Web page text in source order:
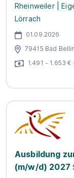
Rheinweiler |
Lörrach
01.09.2026
79415 Bad
1.491 - 1.653
Ausbildung
(m/w/d) 2027